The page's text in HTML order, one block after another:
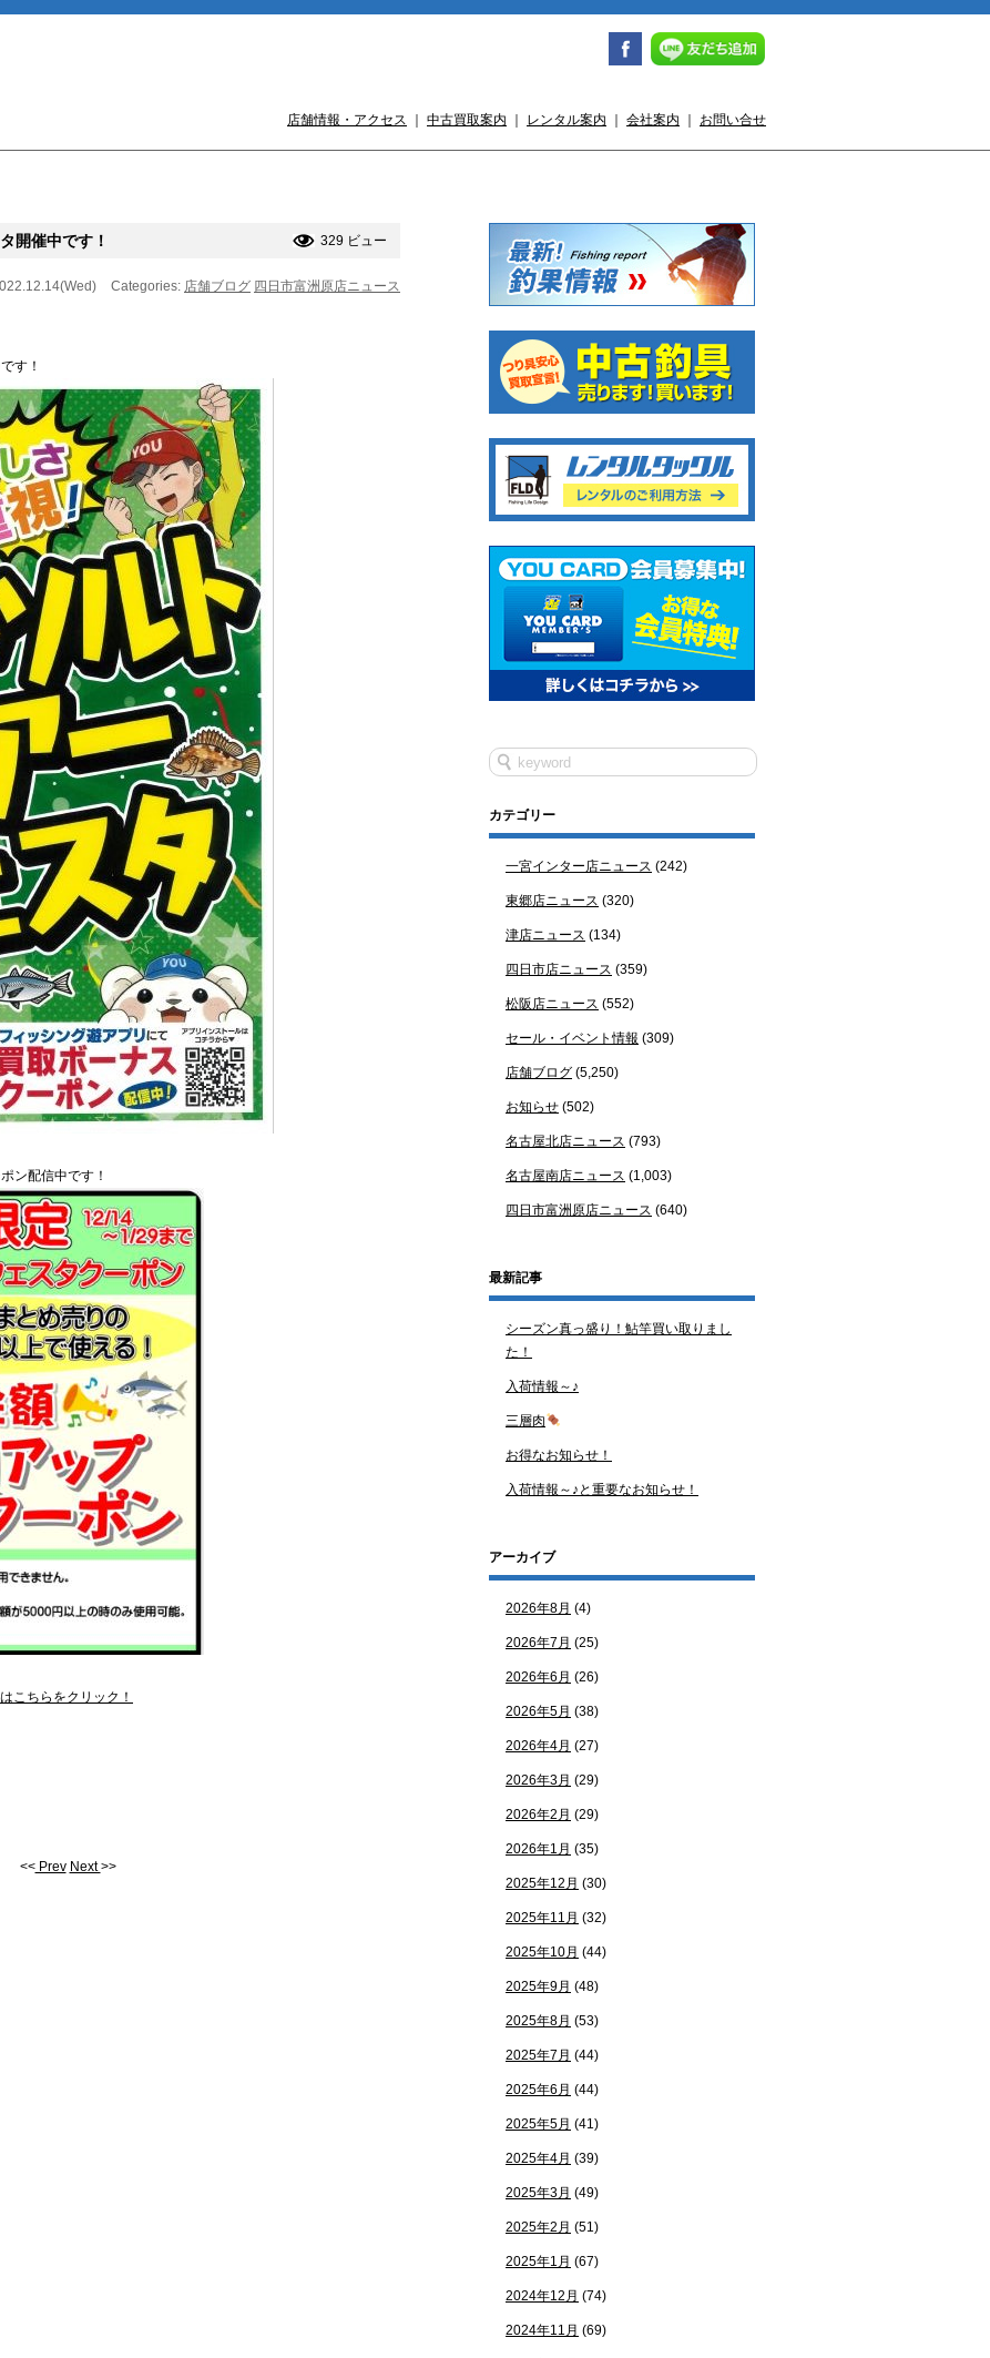
店舗情報・アクセス 中古買取案内 レンタル案内 会社案内 お問い合せ
開催中です！ 329 ビュー
Categories: 店舗ブログ 四日市富洲原店ニュース
す！
ン配信中です！
こちらをクリック！
<<Prev Next>>
カテゴリー
一宮インター店ニュース (242)
東郷店ニュース (320)
津店ニュース (134)
四日市店ニュース (359)
松阪店ニュース (552)
セール・イベント情報 (309)
店舗ブログ (5,250)
お知らせ (502)
名古屋北店ニュース (793)
名古屋南店ニュース (1,003)
四日市富洲原店ニュース (640)
最新記事
シーズン真っ盛り！鮎竿買い取りまし
た！
入荷情報～♪
三層肉
お得なお知らせ！
入荷情報～♪と重要なお知らせ！
アーカイブ
2026年8月 (4)
2026年7月 (25)
2026年6月 (26)
2026年5月 (38)
2026年4月 (27)
2026年3月 (29)
2026年2月 (29)
2026年1月 (35)
2025年12月 (30)
2025年11月 (32)
2025年10月 (44)
2025年9月 (48)
2025年8月 (53)
2025年7月 (44)
2025年6月 (44)
2025年5月 (41)
2025年4月 (39)
2025年3月 (49)
2025年2月 (51)
2025年1月 (67)
2024年12月 (74)
2024年11月 (69)